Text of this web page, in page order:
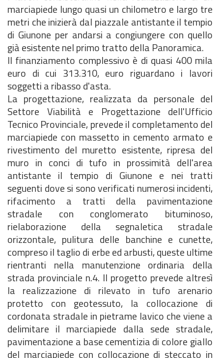
marciapiede lungo quasi un chilometro e largo tre
metri che inizierà dal piazzale antistante il tempio
di Giunone per andarsi a congiungere con quello
già esistente nel primo tratto della Panoramica.
Il finanziamento complessivo è di quasi 400 mila
euro di cui 313.310, euro riguardano i lavori
soggetti a ribasso d'asta.
La progettazione, realizzata da personale del
Settore Viabilità e Progettazione dell'Ufficio
Tecnico Provinciale, prevede il completamento del
marciapiede con massetto in cemento armato e
rivestimento del muretto esistente, ripresa del
muro in conci di tufo in prossimità dell'area
antistante il tempio di Giunone e nei tratti
seguenti dove si sono verificati numerosi incidenti,
rifacimento a tratti della pavimentazione
stradale con conglomerato bituminoso,
rielaborazione della segnaletica stradale
orizzontale, pulitura delle banchine e cunette,
compreso il taglio di erbe ed arbusti, queste ultime
rientranti nella manutenzione ordinaria della
strada provinciale n.4. Il progetto prevede altresì
la realizzazione di rilevato in tufo arenario
protetto con geotessuto, la collocazione di
cordonata stradale in pietrame lavico che viene a
delimitare il marciapiede dalla sede stradale,
pavimentazione a base cementizia di colore giallo
del marciapiede con collocazione di steccato in